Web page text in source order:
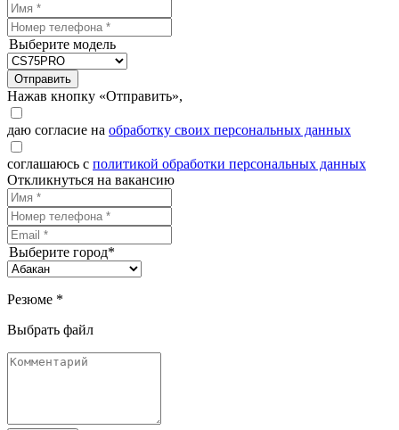
Выберите модель
Отправить
Нажав кнопку «Отправить»,
даю согласие на обработку своих персональных данных
соглашаюсь с политикой обработки персональных данных
Откликнуться на вакансию
Выберите город*
Резюме *
Выбрать файл